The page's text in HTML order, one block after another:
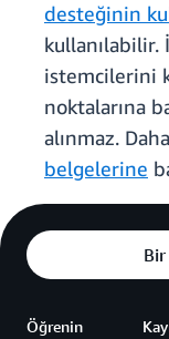
desteğinin
istemcilerini
noktalarına
alınmaz.
belgelerine
Öğrenin